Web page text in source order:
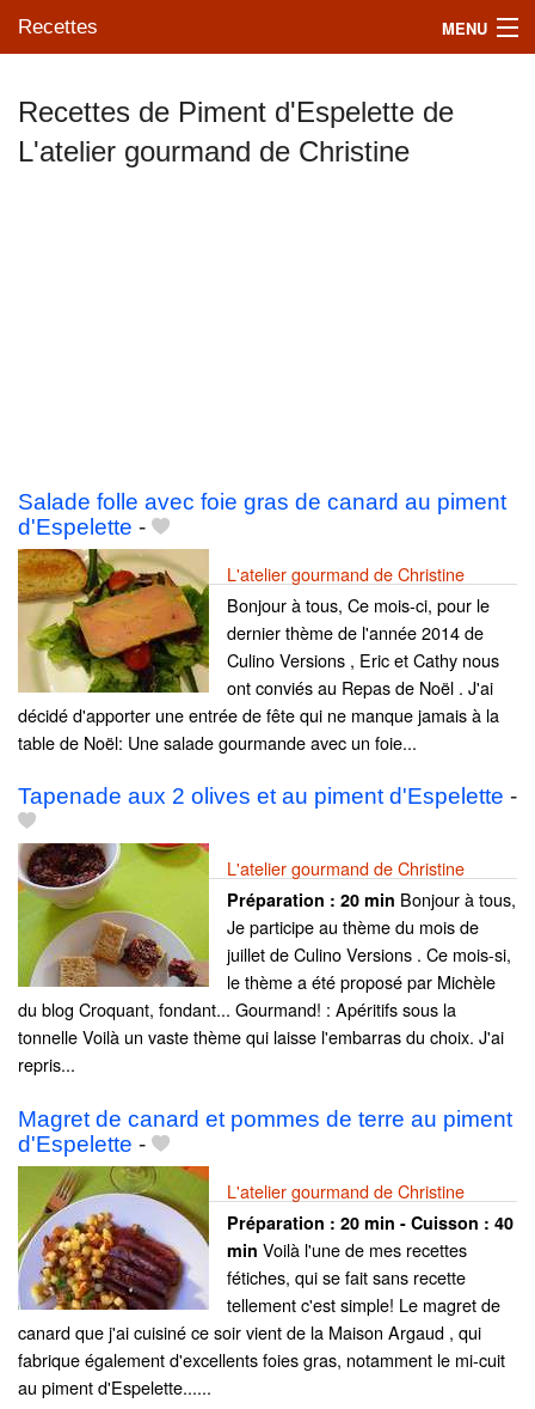
Recettes MENU
Mes blogs préférés
Recettes de Piment d'Espelette de
L'atelier gourmand de Christine
Salade folle avec foie gras de canard au piment
d'Espelette -
L'atelier gourmand de Christine
Bonjour à tous, Ce mois-ci, pour le
dernier thème de l'année 2014 de
Culino Versions , Eric et Cathy nous
ont conviés au Repas de Noël . J'ai
décidé d'apporter une entrée de fête qui ne manque jamais à la
table de Noël: Une salade gourmande avec un foie...
Tapenade aux 2 olives et au piment d'Espelette -
L'atelier gourmand de Christine
Préparation : 20 min Bonjour à tous,
Je participe au thème du mois de
juillet de Culino Versions . Ce mois-si,
le thème a été proposé par Michèle
du blog Croquant, fondant... Gourmand! : Apéritifs sous la
tonnelle Voilà un vaste thème qui laisse l'embarras du choix. J'ai
repris...
Magret de canard et pommes de terre au piment
d'Espelette -
L'atelier gourmand de Christine
Préparation : 20 min - Cuisson : 40
min Voilà l'une de mes recettes
fétiches, qui se fait sans recette
tellement c'est simple! Le magret de
canard que j'ai cuisiné ce soir vient de la Maison Argaud , qui
fabrique également d'excellents foies gras, notamment le mi-cuit
au piment d'Espelette......